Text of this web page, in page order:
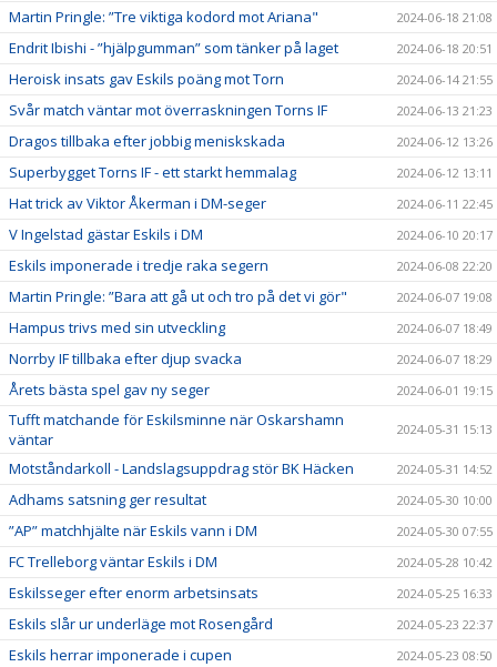
Martin Pringle: ”Tre viktiga kodord mot Ariana" 2024-06-18 21:08
Endrit Ibishi - ”hjälpgumman” som tänker på laget 2024-06-18 20:51
Heroisk insats gav Eskils poäng mot Torn 2024-06-14 21:55
Svår match väntar mot överraskningen Torns IF 2024-06-13 21:23
Dragos tillbaka efter jobbig meniskskada 2024-06-12 13:26
Superbygget Torns IF - ett starkt hemmalag 2024-06-12 13:11
Hat trick av Viktor Åkerman i DM-seger 2024-06-11 22:45
V Ingelstad gästar Eskils i DM 2024-06-10 20:17
Eskils imponerade i tredje raka segern 2024-06-08 22:20
Martin Pringle: ”Bara att gå ut och tro på det vi gör" 2024-06-07 19:08
Hampus trivs med sin utveckling 2024-06-07 18:49
Norrby IF tillbaka efter djup svacka 2024-06-07 18:29
Årets bästa spel gav ny seger 2024-06-01 19:15
Tufft matchande för Eskilsminne när Oskarshamn
väntar
2024-05-31 15:13
Motståndarkoll - Landslagsuppdrag stör BK Häcken 2024-05-31 14:52
Adhams satsning ger resultat 2024-05-30 10:00
”AP” matchhjälte när Eskils vann i DM 2024-05-30 07:55
FC Trelleborg väntar Eskils i DM 2024-05-28 10:42
Eskilsseger efter enorm arbetsinsats 2024-05-25 16:33
Eskils slår ur underläge mot Rosengård 2024-05-23 22:37
Eskils herrar imponerade i cupen 2024-05-23 08:50